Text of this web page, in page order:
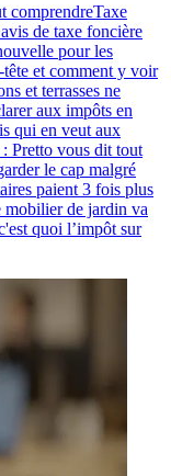
comprendreTaxe
de taxe foncière
pour les
et comment y voir
et terrasses ne
aux impôts en
qui en veut aux
Pretto vous dit tout
le cap malgré
paient 3 fois plus
mobilier de jardin va
quoi l’impôt sur